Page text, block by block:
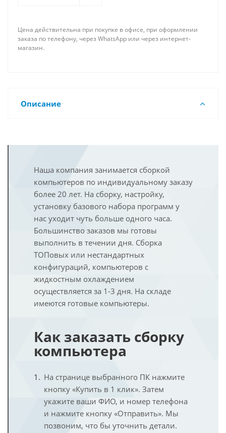
Цена действительна при покупке в офисе, при оформлении
заказа по телефону, через WhatsApp или через интернет-
магазин.
Описание
Наша компания занимается сборкой
компьютеров по индивидуальному заказу
более 20 лет. На сборку, настройку,
установку базового набора программ у
нас уходит чуть больше одного часа.
Большинство заказов мы готовы
выполнить в течении дня. Сборка
ТОПовых или нестандартных
конфигураций, компьютеров с
жидкостным охлаждением
осуществляется за 1-3 дня. На складе
имеются готовые компьютеры.
Как заказать сборку
компьютера
На странице выбранного ПК нажмите
кнопку «Купить в 1 клик». Затем
укажите ваши ФИО, и номер телефона
и нажмите кнопку «Отправить». Мы
позвоним, что бы уточнить детали.